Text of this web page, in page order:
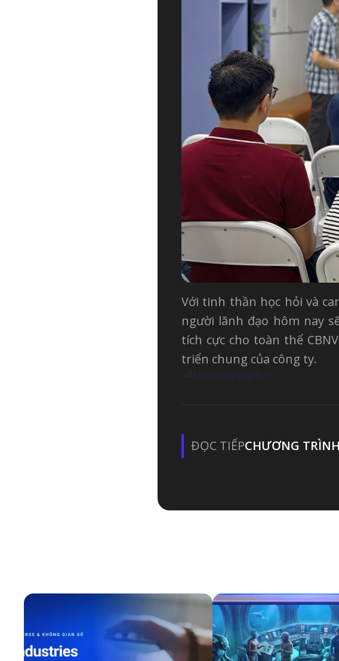
Với tinh thần học hỏi và
người lãnh đạo hôm nay
tích cực cho toàn thể
triển chung của công ty.
Lượt truy cập: 529
ĐỌC TIẾPCHƯƠNG